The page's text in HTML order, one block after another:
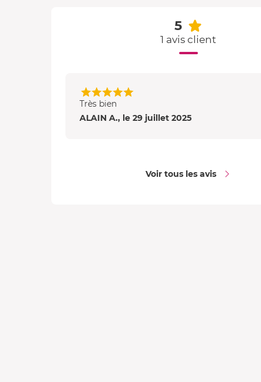
5
1 avis client
Très bien
ALAIN A., le 29 juillet 2025
Voir tous les avis